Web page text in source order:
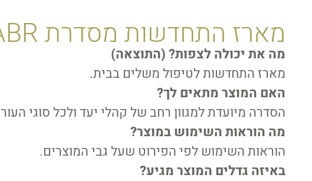
מארז התחדשות מסדרת ABR קומפלקס
מה את יכולה לצפות? (התוצאה)
מארז התחדשות לטיפול משלים בבית.
האם המוצר מתאים לך?
הסדרה מיועדת למגוון רחב של קהלי יעד ולכל סוגי העור
מה הוראות השימוש במוצר?
הוראות השימוש לפי הפירוט שעל גבי המוצרים.
באיזה גדלים המוצר מגיע?